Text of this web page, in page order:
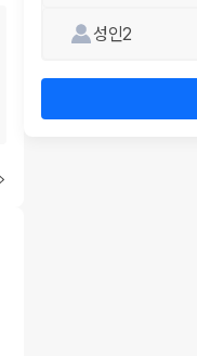
성인2